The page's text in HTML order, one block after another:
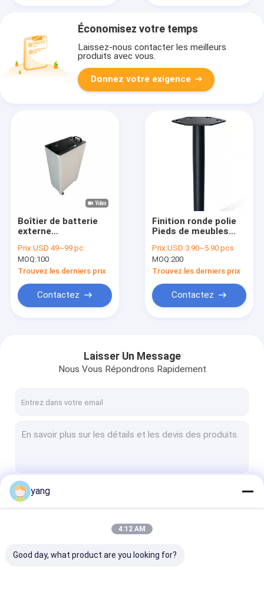
Économisez votre temps
Laissez-nous contacter les meilleurs
produits avec vous.
Donnez votre exigence
Boîtier de batterie
externe
usinage de tôle
d'épaisseur sur
mesure, boîtier de
précision fabriqué,
durable et en métal
pour appareils
Prix:USD 49~99 pc
MOQ:100
Trouvez les derniers prix
Contactez
Finition ronde polie
Pieds de meubles
l'installation
Prix:USD 3.90~5.90 pcs
MOQ:200
Trouvez les derniers prix
Contactez
Laisser Un Message
Nous Vous Répondrons Rapidement
yang
4:12 AM
Good day, what product are you looking for?